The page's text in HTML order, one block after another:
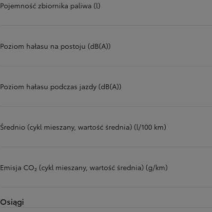
Pojemność zbiornika paliwa (l)
Poziom hałasu na postoju (dB(A))
Poziom hałasu podczas jazdy (dB(A))
Średnio (cykl mieszany, wartość średnia) (l/100 km)
Emisja CO₂ (cykl mieszany, wartość średnia) (g/km)
Osiągi